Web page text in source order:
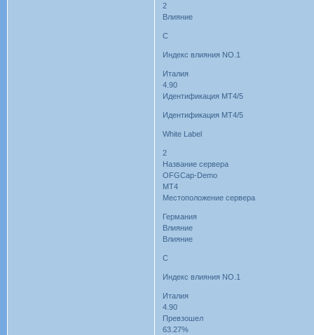
2
Влияние
C
Индекс влияния NO.1
Италия
4.90
Идентификация MT4/5
Идентификация MT4/5
White Label
2
Название сервера
OFGCap-Demo
MT4
Местоположение сервера
Германия
Влияние
Влияние
C
Индекс влияния NO.1
Италия
4.90
Превзошел
63.27%